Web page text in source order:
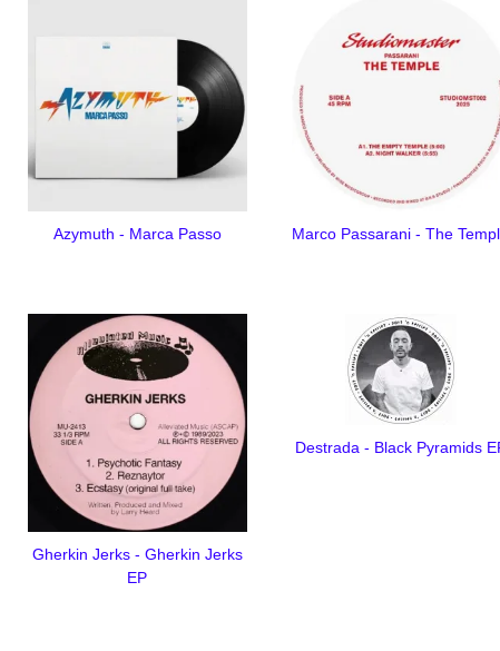
Azymuth - Marca Passo Marco Passarani - The
Gherkin Jerks - Gherkin Jerks
EP
Destrada - Black Pyramids